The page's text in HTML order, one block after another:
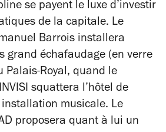
se payent le luxe d’investir
de la capitale. Le
Barrois installera
grand échafaudage (en verre
Palais-Royal, quand le
squattera l’hôtel de
musicale. Le
proposera quant à lui un